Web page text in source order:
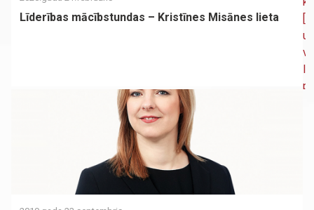
Līderības mācībstundas – Kristīnes Misānes lieta